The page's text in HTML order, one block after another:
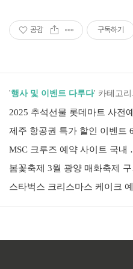
공감 구독하기
'행사 및 이벤트 다루다' 카테고
제주 항공권 특가 할인 이벤트
MSC
봄